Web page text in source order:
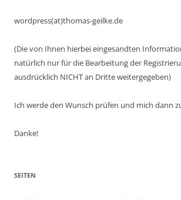
wordpress(at)thomas-geilke.de
(Die von Ihnen hierbei eingesandten
natürlich nur für die Bearbeitung der
ausdrücklich NICHT an Dritte weitergegeben)
Ich werde den Wunsch prüfen und mich dann
Danke!
SEITEN